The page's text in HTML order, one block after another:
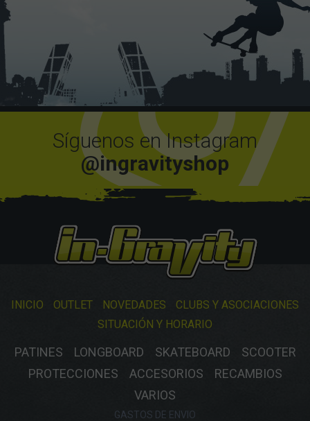
Síguenos en Instagram
@ingravityshop
INICIO OUTLET NOVEDADES
CLUBS Y ASOCIACIONES
SITUACIÓN Y HORARIO
PATINES LONGBOARD SKATEBOARD
SCOOTER
PROTECCIONES
ACCESORIOS
RECAMBIOS
VARIOS
GASTOS DE ENVIO